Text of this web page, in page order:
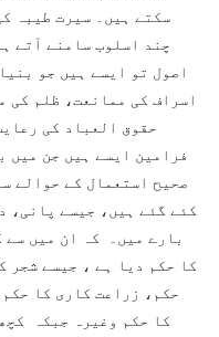
سکتے ہیں۔ سیرت طیبہ
چند اسلوب سامنے آتے
اصول تو ایسے ہیں جو
اسراف کی ممانعت، ظلم کی
حقوق العباد کی
فرامین ایسے ہیں جن میں
صحیح استعمال کے حوالے
کئے گئے ہیں، جیسے پانی،
بارے میں۔ کہ ان میں سے
کا حکم دیا ہے ، جیسے شجر
حکم، زراعت کاری کا
کا حکم وغیرہ جبکہ